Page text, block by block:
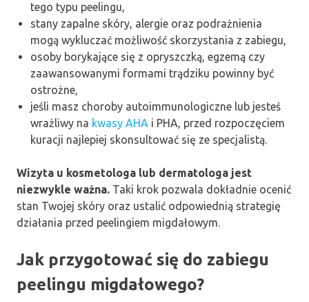
tego typu peelingu,
stany zapalne skóry, alergie oraz podrażnienia
mogą wykluczać możliwość skorzystania z zabiegu,
osoby borykające się z opryszczką, egzemą czy
zaawansowanymi formami trądziku powinny być
ostrożne,
jeśli masz choroby autoimmunologiczne lub jesteś
wrażliwy na kwasy AHA i PHA, przed rozpoczęciem
kuracji najlepiej skonsultować się ze specjalistą.
Wizyta u kosmetologa lub dermatologa jest
niezwykle ważna. Taki krok pozwala dokładnie ocenić
stan Twojej skóry oraz ustalić odpowiednią strategię
działania przed peelingiem migdałowym.
Jak przygotować się do zabiegu
peelingu migdałowego?